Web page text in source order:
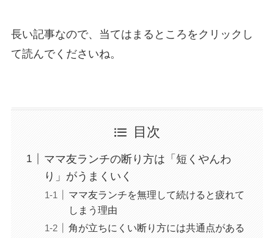
長い記事なので、当てはまるところをクリックし
て読んでくださいね。
目次
ママ友ランチの断り方は「短くやんわ
り」がうまくいく
ママ友ランチを無理して続けると疲れて
しまう理由
角が立ちにくい断り方には共通点がある